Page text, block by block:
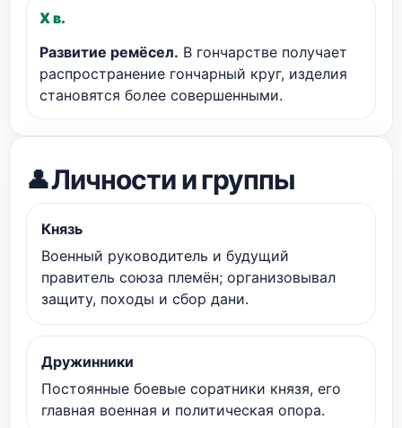
X в.
Развитие ремёсел. В гончарстве получает
распространение гончарный круг, изделия
становятся более совершенными.
👤Личности и группы
Князь
Военный руководитель и будущий
правитель союза племён; организовывал
защиту, походы и сбор дани.
Дружинники
Постоянные боевые соратники князя, его
главная военная и политическая опора.